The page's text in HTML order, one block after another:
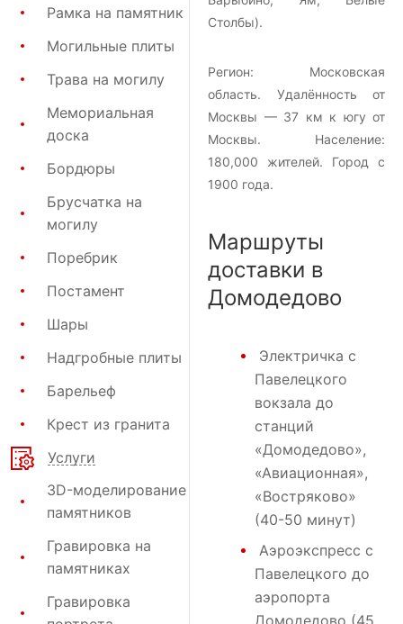
Рамка на памятник
Могильные плиты
Трава на могилу
Мемориальная
доска
Бордюры
Брусчатка на
могилу
Поребрик
Постамент
Шары
Надгробные плиты
Барельеф
Крест из гранита
Услуги
3D-моделирование
памятников
Гравировка на
памятниках
Гравировка
Столбы).
Регион: Московская
область. Удалённость от
Москвы — 37 км к югу от
Москвы. Население:
180,000 жителей. Город с
1900 года.
Маршруты
доставки в
Домодедово
Электричка с
Павелецкого
вокзала до
станций
«Домодедово»,
«Авиационная»,
«Востряково»
(40-50 минут)
Аэроэкспресс с
Павелецкого до
аэропорта